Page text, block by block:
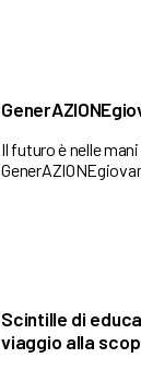
Il futuro è nelle
Scintille di
viaggio alla